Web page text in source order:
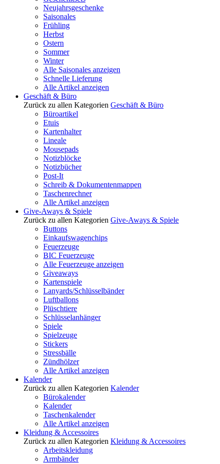
Neujahrsgeschenke
Saisonales
Frühling
Herbst
Ostern
Sommer
Winter
Alle Saisonales anzeigen
Schnelle Lieferung
Alle Artikel anzeigen
Geschäft & Büro
Zurück zu allen Kategorien Geschäft & Büro
Büroartikel
Etuis
Kartenhalter
Lineale
Mousepads
Notizblöcke
Notizbücher
Post-It
Schreib & Dokumentenmappen
Taschenrechner
Alle Artikel anzeigen
Give-Aways & Spiele
Zurück zu allen Kategorien Give-Aways & Spiele
Buttons
Einkaufswagenchips
Feuerzeuge
BIC Feuerzeuge
Alle Feuerzeuge anzeigen
Giveaways
Kartenspiele
Lanyards/Schlüsselbänder
Luftballons
Plüschtiere
Schlüsselanhänger
Spiele
Spielzeuge
Stickers
Stressbälle
Zündhölzer
Alle Artikel anzeigen
Kalender
Zurück zu allen Kategorien Kalender
Bürokalender
Kalender
Taschenkalender
Alle Artikel anzeigen
Kleidung & Accessoires
Zurück zu allen Kategorien Kleidung & Accessoires
Arbeitskleidung
Armbänder